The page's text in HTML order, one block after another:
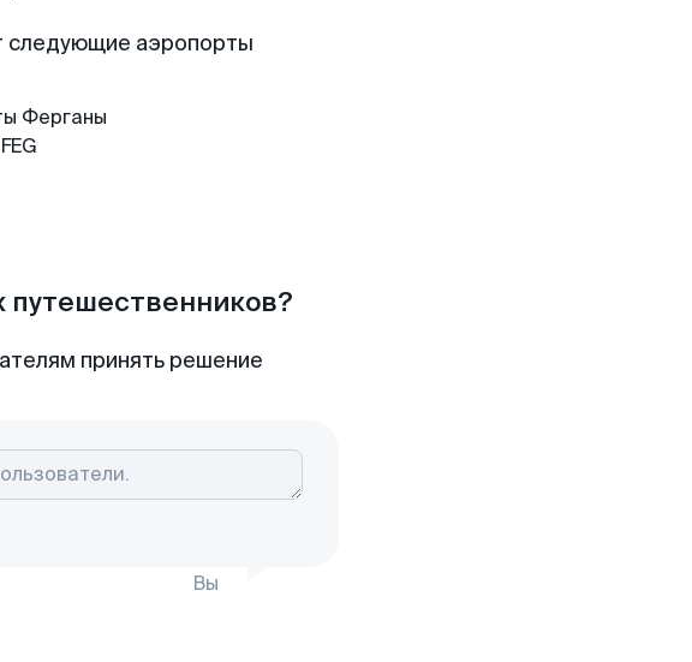
следующие аэропорты
Ферганы
FEG
путешественников?
принять решение
Вы